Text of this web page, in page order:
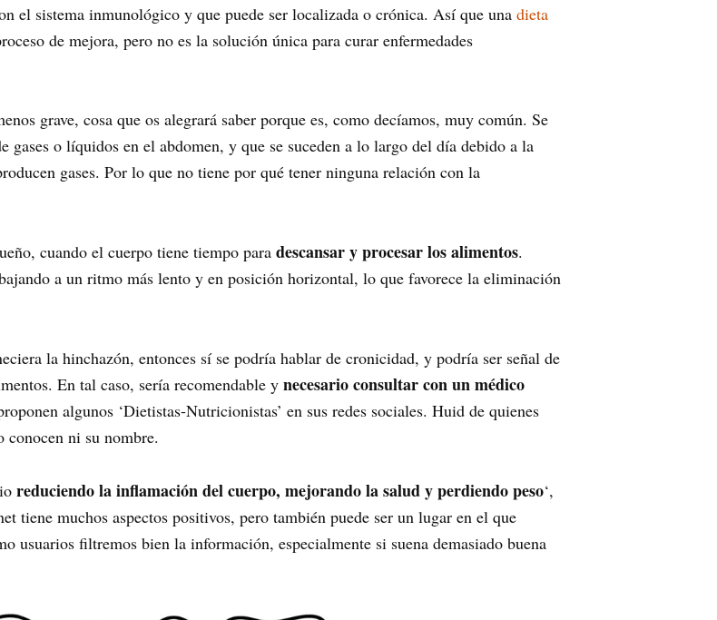
el sistema inmunológico y que puede ser localizada o crónica. Así que una dieta
de mejora, pero no es la solución única para curar enfermedades
grave, cosa que os alegrará saber porque es, como decíamos, muy común. Se
gases o líquidos en el abdomen, y que se suceden a lo largo del día debido a la
gases. Por lo que no tiene por qué tener ninguna relación con la
cuando el cuerpo tiene tiempo para descansar y procesar los alimentos.
a un ritmo más lento y en posición horizontal, lo que favorece la eliminación
la hinchazón, entonces sí se podría hablar de cronicidad, y podría ser señal de
En tal caso, sería recomendable y necesario consultar con un médico
algunos ‘Dietistas-Nutricionistas’ en sus redes sociales. Huid de quienes
conocen ni su nombre.
reduciendo la inflamación del cuerpo, mejorando la salud y perdiendo peso‘,
tiene muchos aspectos positivos, pero también puede ser un lugar en el que
usuarios filtremos bien la información, especialmente si suena demasiado buena